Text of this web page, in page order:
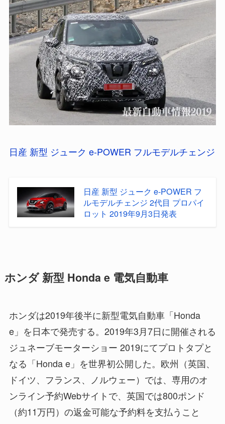
日産 新型 ジューク e-POWER フルモデルチェンジ
日産 新型 ジューク e-POWER フ
ルモデルチェンジ 2代目 プロパイ
ロット 2019年9月3日発表
ホンダ 新型 Honda e 電気自動車
ホンダは2019年後半に新型電気自動車「Honda
e」を日本で発売する。2019年3月7日に開催される
ジュネーブモーターショー 2019にてプロトタプと
なる「Honda e」を世界初公開した。欧州（英国、
ドイツ、フランス、ノルウェー）では、専用のオ
ンライン予約Webサイトで、英国では800ポンド
（約11万円）の返金可能な予約料を支払うこと